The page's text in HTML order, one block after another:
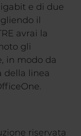
e di due
il
avrai la
gli
in modo da
della linea
riservata